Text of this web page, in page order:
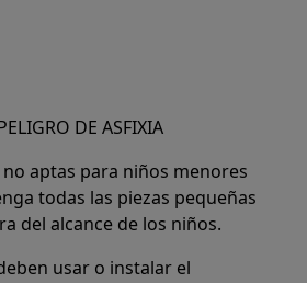
DE ASFIXIA
no aptas para niños menores
todas las piezas pequeñas
del alcance de los niños.
usar o instalar el